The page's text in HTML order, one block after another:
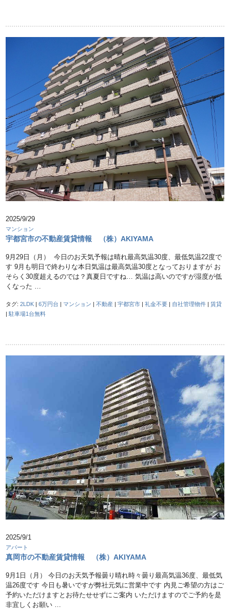
2025/9/29
マンション
宇都宮市の不動産賃貸情報 （株）AKIYAMA
9月29日（月） 今日のお天気予報は晴れ最高気温30度、最低気温22度で
す 9月も明日で終わりな本日気温は最高気温30度となっておりますが お
そらく30度超えるのでは？真夏日ですね… 気温は高いのですが湿度が低
くなった …
タグ:2LDK |6万円台 | マンション |不動産 |宇都宮市 |礼金不要 | 自社管理物件 |賃貸
|駐車場1台無料
2025/9/1
アパート
真岡市の不動産賃貸情報 （株）AKIYAMA
9月1日（月） 今日のお天気予報曇り晴れ時々曇り最高気温36度、最低気
温26度です 今日も暑いですが弊社元気に営業中です 内見ご希望の方はご
予約いただけますとお待たせせずにご案内 いただけますのでご予約を是
非宜しくお願い …